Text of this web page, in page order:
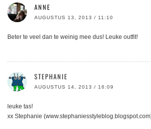
ANNE
AUGUSTUS 13, 2013 / 11:10
Beter te veel dan te weinig mee dus! Leuke outfit!
STEPHANIE
AUGUSTUS 14, 2013 / 16:09
leuke tas!
xx Stephanie